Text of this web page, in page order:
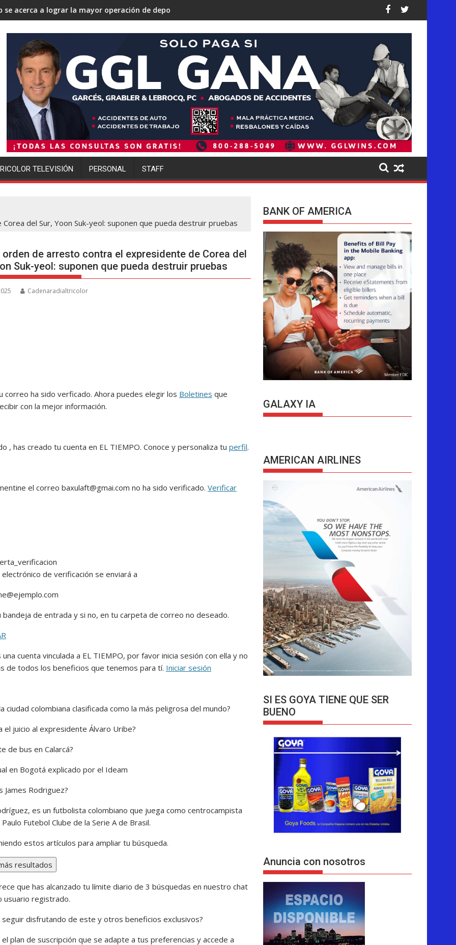
operación de deportaciones de la historia de Estados Unidos: así están las cifras
Ofensiva migratoria de Trump golpea de forma desproporcionada a los latinos en EE. UU., dice
Pistas del presunto autor intelectual
TELEVISIÓN PERSONAL STAFF
del Sur, Yoon Suk-yeol: suponen que pueda destruir pruebas
orden de arresto contra el expresidente de Corea del
Suk-yeol: suponen que pueda destruir pruebas
Cadenaradialtricolor
correo ha sido verficado. Ahora puedes elegir los Boletines que
con la mejor información.
, has creado tu cuenta en EL TIEMPO. Conoce y personaliza tu perfil.
el correo baxulaft@gmai.com no ha sido verificado. Verificar
electrónico de verificación se enviará a
bandeja de entrada y si no, en tu carpeta de correo no deseado.
una cuenta vinculada a EL TIEMPO, por favor inicia sesión con ella y no
de todos los beneficios que tenemos para tí. Iniciar sesión
ciudad colombiana clasificada como la más peligrosa del mundo?
el juicio al expresidente Álvaro Uribe?
de bus en Calarcá?
en Bogotá explicado por el Ideam
James Rodriguez?
es un futbolista colombiano que juega como centrocampista
Paulo Futebol Clube de la Serie A de Brasil.
estos artículos para ampliar tu búsqueda.
resultados
que has alcanzado tu límite diario de 3 búsquedas en nuestro chat
usuario registrado.
seguir disfrutando de este y otros beneficios exclusivos?
plan de suscripción que se adapte a tus preferencias y accede a
BANK OF AMERICA
GALAXY IA
AMERICAN AIRLINES
SI ES GOYA TIENE QUE SER
BUENO
Anuncia con nosotros